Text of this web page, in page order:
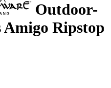
Outdoor-
Amigo Ripstop